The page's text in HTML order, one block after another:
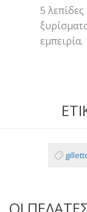
5
εμπειρία.
ΟΙ